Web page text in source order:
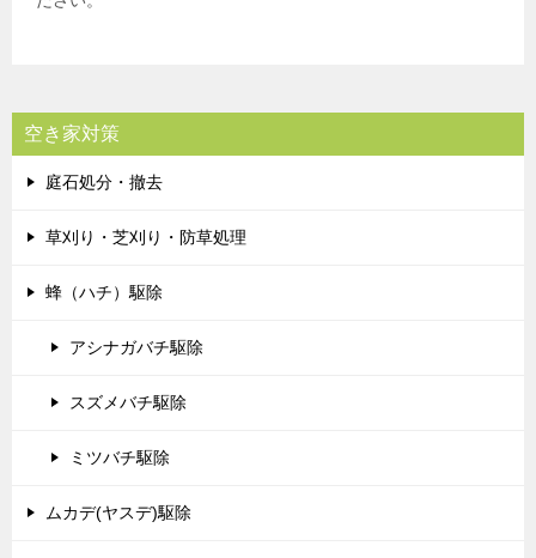
空き家対策
庭石処分・撤去
草刈り・芝刈り・防草処理
蜂（ハチ）駆除
アシナガバチ駆除
スズメバチ駆除
ミツバチ駆除
ムカデ(ヤスデ)駆除